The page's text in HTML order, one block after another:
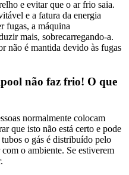
e evitar que o ar frio saia.
e a fatura da energia
fugas, a máquina
mais, sobrecarregando-a.
não é mantida devido às fugas
não faz frio! O que
normalmente colocam
que isto não está certo e pode
o gás é distribuído pelo
o ambiente. Se estiverem